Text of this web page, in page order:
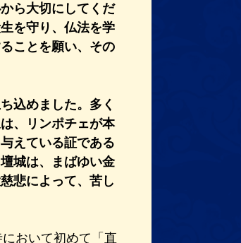
ら大切にしてくだ
を守り、仏法を学
ことを願い、その
込めました。多く
、リンポチェが本
えている証である
城は、まばゆい金
悲によって、苦し
おいて初めて「直